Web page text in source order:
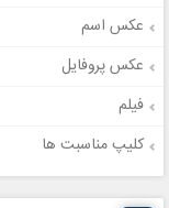
عکس اسم
عکس پروفایل
فیلم
کلیپ مناسبت ها